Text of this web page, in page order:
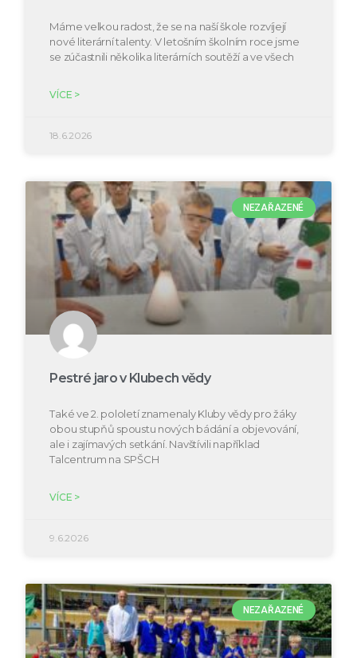
Máme velkou radost, že se na naší škole rozvíjejí
nové literární talenty. V letošním školním roce jsme
se zúčastnili několika literárních soutěží a ve všech
VÍCE >
18.6.2026
NEZAŘAZENÉ
Pestré jaro v Klubech vědy
Také ve 2. pololetí znamenaly Kluby vědy pro žáky
obou stupňů spoustu nových bádání a objevování,
ale i zajímavých setkání. Navštívili například
Talcentrum na SPŠCH
VÍCE >
9.6.2026
NEZAŘAZENÉ